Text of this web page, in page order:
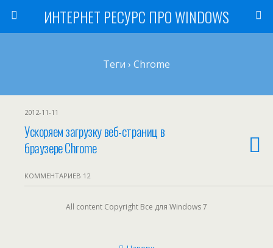
ИНТЕРНЕТ РЕСУРС ПРО WINDOWS
Теги › Chrome
2012-11-11
Ускоряем загрузку веб-страниц в
браузере Chrome
КОММЕНТАРИЕВ 12
All content Copyright Все для Windows 7